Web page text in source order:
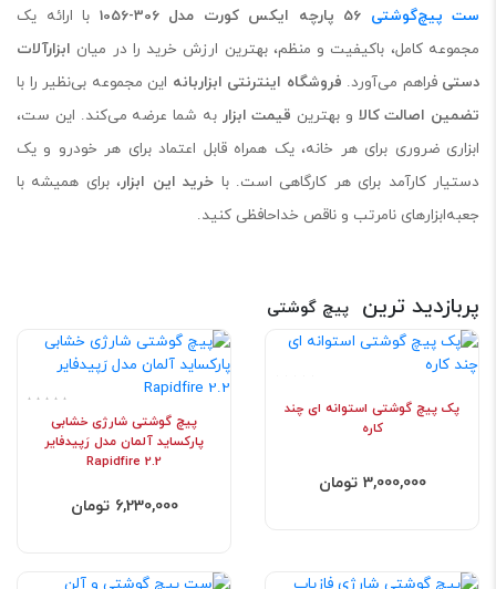
ست پیچ‌گوشتی
با ارائه یک
مجموعه کامل، باکیفیت و منظم، بهترین ارزش خرید را در میان ابزارآلات
دستی فراهم می‌آورد. فروشگاه اینترنتی ابزاربانه این مجموعه بی‌نظیر را با
تضمین اصالت کالا و بهترین قیمت ابزار به شما عرضه می‌کند. این ست،
ابزاری ضروری برای هر خانه، یک همراه قابل اعتماد برای هر خودرو و یک
دستیار کارآمد برای هر کارگاهی است. با خرید این ابزار، برای همیشه با
جعبه‌ابزارهای نامرتب و ناقص خداحافظی کنید.
پربازدید ترین پیچ گوشتی
پک پیچ گوشتی استوانه ای چند
کاره
3,000,000 تومان
پیچ گوشتی شارژی خشابی
پارکساید آلمان مدل رَپیدفایر
Rapidfire 2.2
6,230,000 تومان